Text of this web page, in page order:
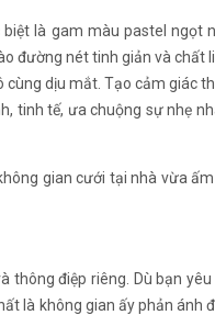
là gam màu pastel ngọt
đường nét tinh giản và chất
cùng dịu mắt. Tạo cảm giác
tinh tế, ưa chuộng sự nhẹ
gian cưới tại nhà vừa
thông điệp riêng. Dù bạn
là không gian ấy phản ánh